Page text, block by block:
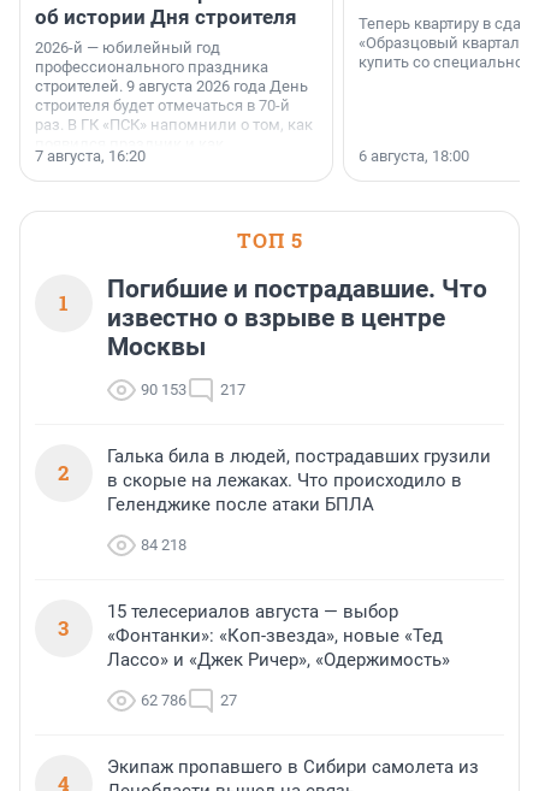
об истории Дня строителя
2026-й — юбилейный год
профессионального праздника
строителей. 9 августа 2026 года День
строителя будет отмечаться в 70-й
раз. В ГК «ПСК» напомнили о том, как
поменялась роль строительства.
7 августа, 16:20
Теперь квартиру в
«Образцовый квартал
купить со специальной
6 августа, 18:00
ТОП 5
1
Погибшие и пострадавшие. Что
известно о взрыве в центре
Москвы
90 153 217
2
Галька била в людей, пострадавших грузили
в скорые на лежаках. Что происходило в
Геленджике после атаки БПЛА
84 218
3
15 телесериалов августа — выбор
«Фонтанки»: «Коп-звезда», новые «Тед
Лассо» и «Джек Ричер», «Одержимость»
62 786 27
4
Экипаж пропавшего в Сибири самолета из